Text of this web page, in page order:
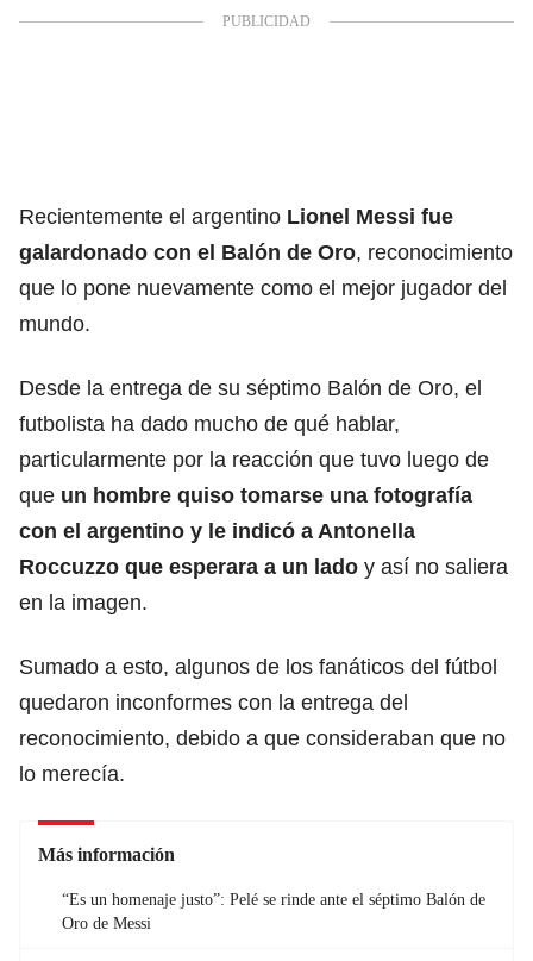
Recientemente el argentino Lionel Messi fue
galardonado con el Balón de Oro, reconocimiento
que lo pone nuevamente como el mejor jugador del
mundo.
Desde la entrega de su séptimo Balón de Oro, el
futbolista ha dado mucho de qué hablar,
particularmente por la reacción que tuvo luego de
que un hombre quiso tomarse una fotografía
con el argentino y le indicó a Antonella
Roccuzzo que esperara a un lado y así no saliera
en la imagen.
Sumado a esto, algunos de los fanáticos del fútbol
quedaron inconformes con la entrega del
reconocimiento, debido a que consideraban que no
lo merecía.
Más información
“Es un homenaje justo”: Pelé se rinde ante el séptimo Balón de
Oro de Messi